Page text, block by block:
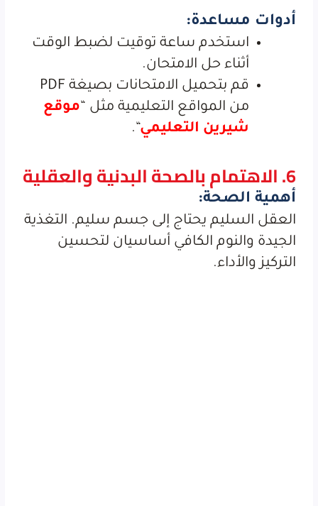
أدوات مساعدة:
استخدم ساعة توقيت لضبط الوقت
أثناء حل الامتحان.
قم بتحميل الامتحانات بصيغة PDF
من المواقع التعليمية مثل “موقع
شيرين التعليمي“.
6. الاهتمام بالصحة البدنية والعقلية
أهمية الصحة:
العقل السليم يحتاج إلى جسم سليم. التغذية
الجيدة والنوم الكافي أساسيان لتحسين
التركيز والأداء.